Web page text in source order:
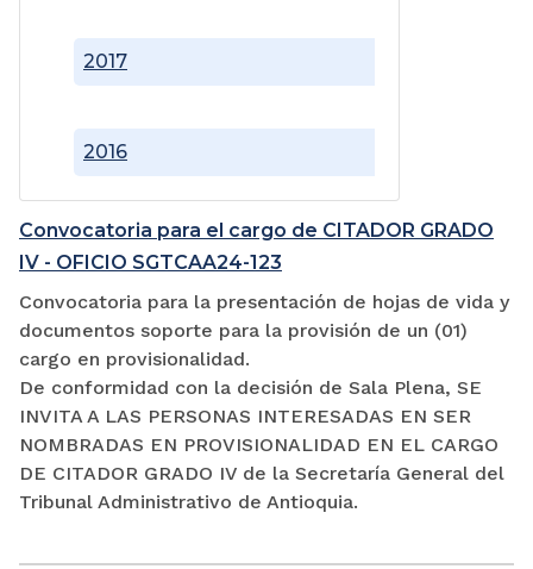
2016
2017
Convocatoria para el cargo de CITADOR GRADO
IV - OFICIO SGTCAA24-123
Convocatoria para la presentación de hojas de vida y
documentos soporte para la provisión de un (01)
cargo en provisionalidad.
De conformidad con la decisión de Sala Plena, SE
INVITA A LAS PERSONAS INTERESADAS EN SER
NOMBRADAS EN PROVISIONALIDAD EN EL CARGO
DE CITADOR GRADO IV de la Secretaría General del
Tribunal Administrativo de Antioquia.